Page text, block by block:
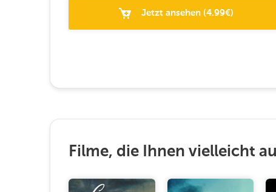
Jetzt ansehen(4.99€)
Filme, die Ihnen vielleicht